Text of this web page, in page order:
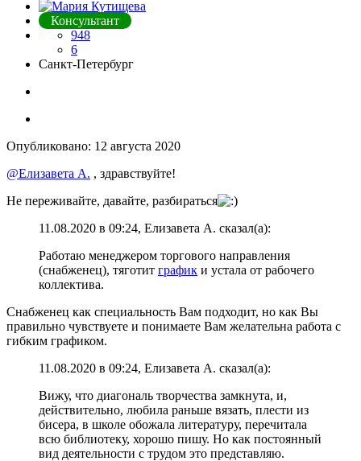
Консультант
948
6
Санкт-Петербург
Опубликовано: 12 августа 2020
@Елизавета А. , здравствуйте!
Не переживайте, давайте, разбираться
11.08.2020 в 09:24, Елизавета А. сказал(а):
Работаю менеджером торгового направления
(снабженец), тяготит график и устала от рабочего
коллектива.
Снабженец как специальность Вам подходит, но как Вы
правильно чувствуете и понимаете Вам желательна работа с
гибким графиком.
11.08.2020 в 09:24, Елизавета А. сказал(а):
Вижу, что диагональ творчества замкнута, и,
действительно, любила раньше вязать, плести из
бисера, в школе обожала литературу, перечитала
всю библиотеку, хорошо пишу. Но как постоянный
вид деятельности с трудом это представляю.